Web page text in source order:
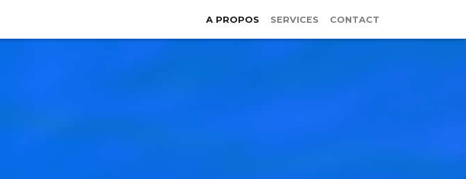
A PROPOS SERVICES CONTACT